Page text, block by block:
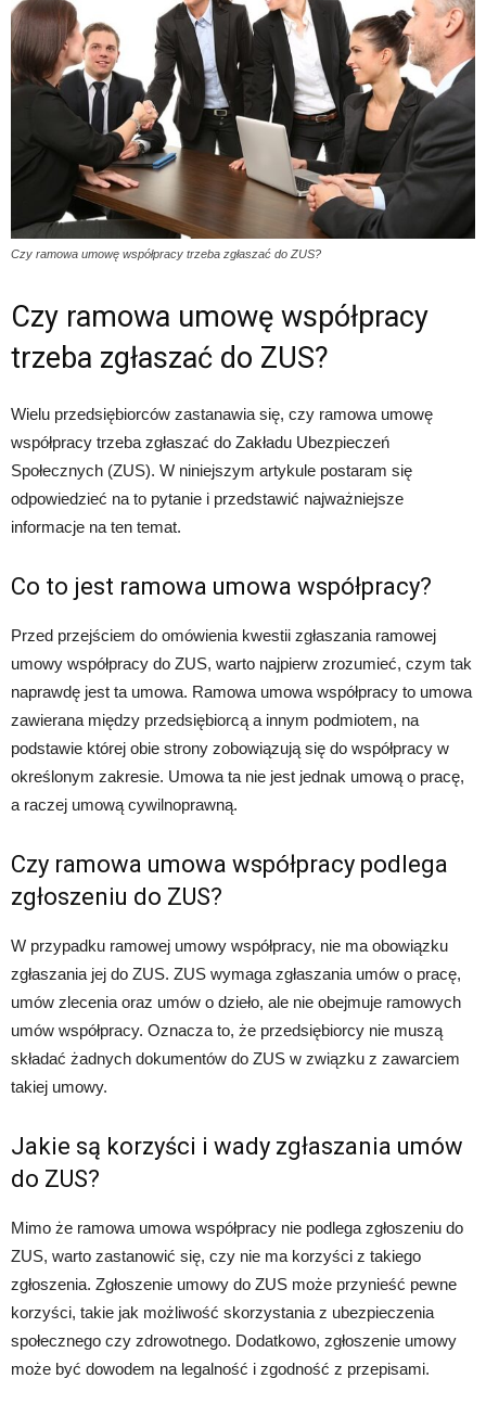
Czy ramowa umowę współpracy trzeba zgłaszać do ZUS?
Czy ramowa umowę współpracy
trzeba zgłaszać do ZUS?
Wielu przedsiębiorców zastanawia się, czy ramowa umowę
współpracy trzeba zgłaszać do Zakładu Ubezpieczeń
Społecznych (ZUS). W niniejszym artykule postaram się
odpowiedzieć na to pytanie i przedstawić najważniejsze
informacje na ten temat.
Co to jest ramowa umowa współpracy?
Przed przejściem do omówienia kwestii zgłaszania ramowej
umowy współpracy do ZUS, warto najpierw zrozumieć, czym tak
naprawdę jest ta umowa. Ramowa umowa współpracy to umowa
zawierana między przedsiębiorcą a innym podmiotem, na
podstawie której obie strony zobowiązują się do współpracy w
określonym zakresie. Umowa ta nie jest jednak umową o pracę,
a raczej umową cywilnoprawną.
Czy ramowa umowa współpracy podlega
zgłoszeniu do ZUS?
W przypadku ramowej umowy współpracy, nie ma obowiązku
zgłaszania jej do ZUS. ZUS wymaga zgłaszania umów o pracę,
umów zlecenia oraz umów o dzieło, ale nie obejmuje ramowych
umów współpracy. Oznacza to, że przedsiębiorcy nie muszą
składać żadnych dokumentów do ZUS w związku z zawarciem
takiej umowy.
Jakie są korzyści i wady zgłaszania umów
do ZUS?
Mimo że ramowa umowa współpracy nie podlega zgłoszeniu do
ZUS, warto zastanowić się, czy nie ma korzyści z takiego
zgłoszenia. Zgłoszenie umowy do ZUS może przynieść pewne
korzyści, takie jak możliwość skorzystania z ubezpieczenia
społecznego czy zdrowotnego. Dodatkowo, zgłoszenie umowy
może być dowodem na legalność i zgodność z przepisami.